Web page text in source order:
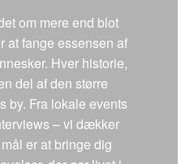
om mere end blot
at fange essensen af
Hver historie,
del af den større
by. Fra lokale events
– vi dækker
er at bringe dig